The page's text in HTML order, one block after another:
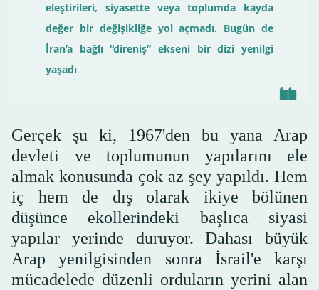
eleştirileri, siyasette veya toplumda kayda
değer bir değişikliğe yol açmadı. Bugün de
İran’a bağlı “direniş” ekseni bir dizi yenilgi
yaşadı
Gerçek şu ki, 1967'den bu yana Arap
devleti ve toplumunun yapılarını ele
almak konusunda çok az şey yapıldı. Hem
iç hem de dış olarak ikiye bölünen
düşünce ekollerindeki başlıca siyasi
yapılar yerinde duruyor. Dahası büyük
Arap yenilgisinden sonra İsrail'e karşı
mücadelede düzenli orduların yerini alan